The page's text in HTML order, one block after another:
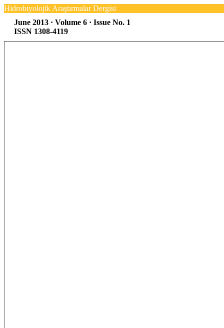
Hidrobiyolojik Araştırmalar Dergisi
June 2013 · Volume 6 · Issue No. 1
ISSN 1308-4119